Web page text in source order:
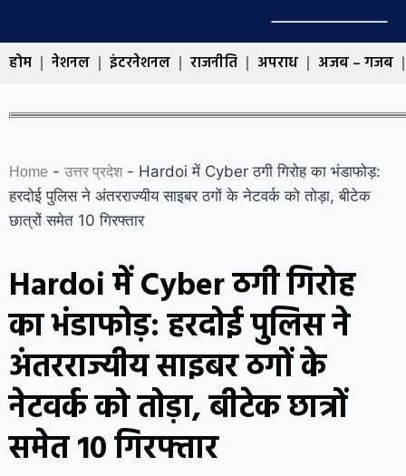
होम नेशनल इंटरनेशनल राजनीति अपराध अजब – गजब
Home - उत्तर प्रदेश- Hardoi में Cyber ठगी गिरोह का भंडाफोड़:
हरदोई पुलिस ने अंतरराज्यीय साइबर ठगों के नेटवर्क को तोड़ा, बीटेक
छात्रों समेत 10 गिरफ्तार
Hardoi में Cyber ठगी गिरोह
का भंडाफोड़: हरदोई पुलिस ने
अंतरराज्यीय साइबर ठगों के
नेटवर्क को तोड़ा, बीटेक छात्रों
समेत 10 गिरफ्तार